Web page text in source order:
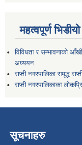
महत्वपूर्ण
विविधता र सम्भावनाको
अध्ययन
राप्ती नगरपालिका समृद्ध
राप्ती नगरपालिकाका
सूचनाहरु